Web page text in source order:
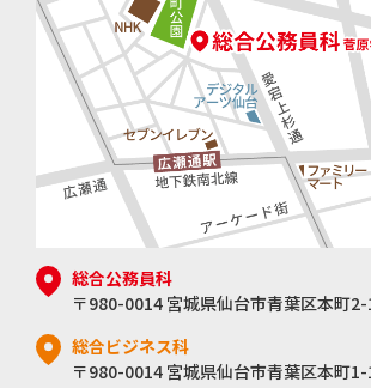
総合公務員科
〒980-0014 宮城県仙台市青葉区本町
総合ビジネス科
〒980-0014 宮城県仙台市青葉区本町